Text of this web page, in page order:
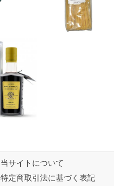
当サイトについて
特定商取引法に基づく表記